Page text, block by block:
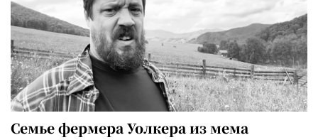
Семье фермера Уолкера из мема